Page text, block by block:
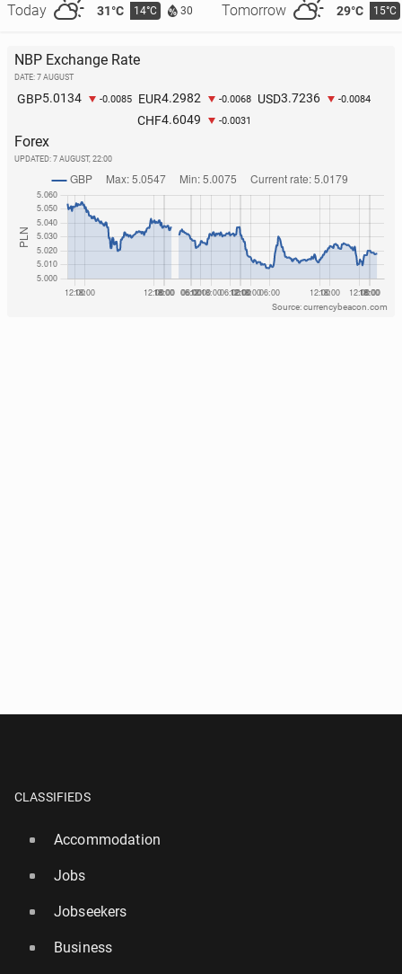
Today 31°C 14°C 30 Tomorrow 29°C 15°C
NBP Exchange Rate
DATE: 7 AUGUST
GBP5.0134 -0.0085 EUR4.2982 -0.0068 USD3.7236 -0.0084
CHF4.6049 -0.0031
Forex
UPDATED: 7 AUGUST, 22:00
Source: currencybeacon.com
CLASSIFIEDS
Accommodation
Jobs
Jobseekers
Business